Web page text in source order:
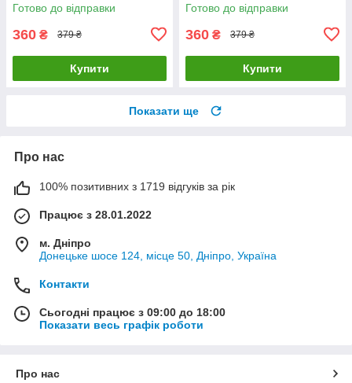
Готово до відправки
360 ₴ 379 ₴
Купити
Готово до відправки
360 ₴ 379 ₴
Купити
Показати ще
Про нас
100% позитивних з 1719 відгуків за рік
Працює з 28.01.2022
м. Дніпро
Донецьке шосе 124, місце 50, Дніпро, Україна
Контакти
Сьогодні працює з 09:00 до 18:00
Показати весь графік роботи
Про нас